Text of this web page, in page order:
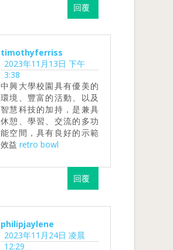
回覆
timothyferriss
2023年11月13日 下午
3:38
中興大學校園具有優美的
環境、豐富的活動、以及
智慧科技的加持，是兼具
休憩、學習、交流的多功
能空間，具有良好的示範
效益 retro bowl
回覆
philipjaylene
2023年11月24日 凌晨
12:29